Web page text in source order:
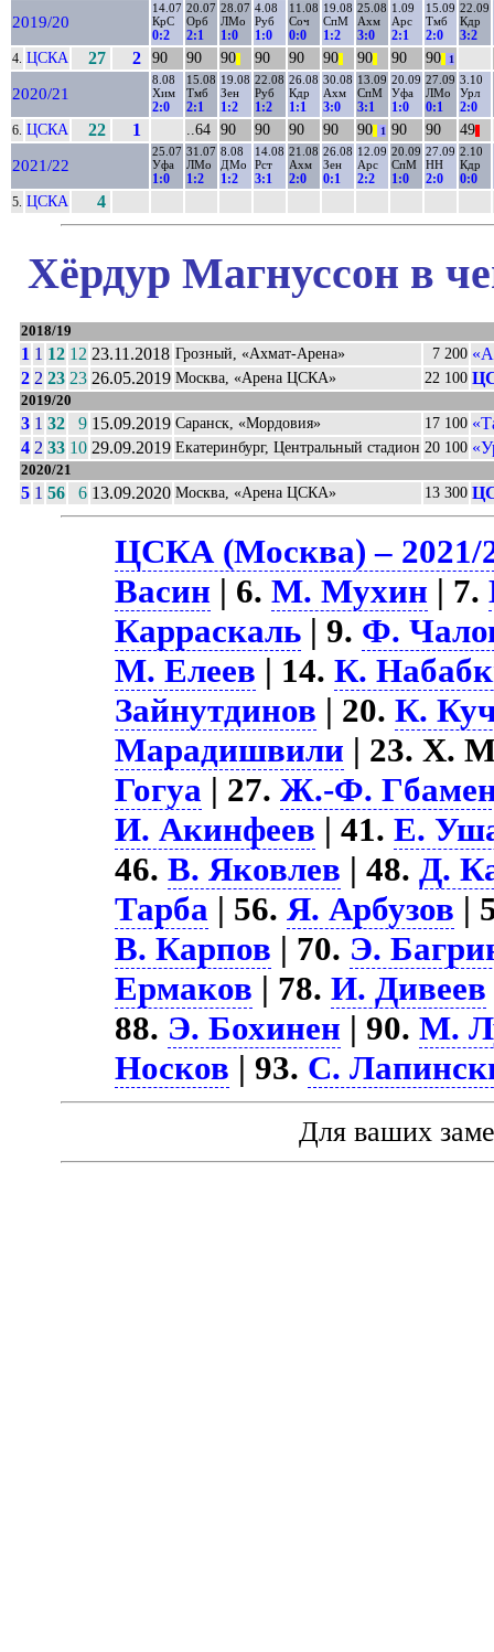
2019/20
14.07
КрС
0:2
20.07
Орб
2:1
28.07
ЛМо
1:0
4.08
Руб
1:0
11.08
Соч
0:0
19.08
СпМ
1:2
25.08
Ахм
3:0
1.09
Арс
2:1
15.09
Тмб
2:0
22.09
Кдр
3:2
4. ЦСКА 27 2 90 90 90 90 90 90 90 90 90 1
2020/21
8.08
Хим
2:0
15.08
Тмб
2:1
19.08
Зен
1:2
22.08
Руб
1:2
26.08
Кдр
1:1
30.08
Ахм
3:0
13.09
СпМ
3:1
20.09
Уфа
1:0
27.09
ЛМо
0:1
3.10
Урл
2:0
6. ЦСКА 22 1 ..64 90 90 90 90 90 1 90 90 49
2021/22
25.07
Уфа
1:0
31.07
ЛМо
1:2
8.08
ДМо
1:2
14.08
Рст
3:1
21.08
Ахм
2:0
26.08
Зен
0:1
12.09
Арс
2:2
20.09
СпМ
1:0
27.09
НН
2:0
2.10
Кдр
0:0
5. ЦСКА 4
Хёрдур Магнуссон в
2018/19
1 1 12 12 23.11.2018 Грозный, «Ахмат-Арена» 7 200
2 2 23 23 26.05.2019 Москва, «Арена ЦСКА» 22 100
2019/20
3 1 32 9 15.09.2019 Саранск, «Мордовия» 17 100
4 2 33 10 29.09.2019 Екатеринбург, Центральный стадион 20 100
2020/21
5 1 56 6 13.09.2020 Москва, «Арена ЦСКА» 13 300
ЦСКА (Москва) – 2021/
Васин | 6.М. Мухин | 7.
Карраскаль | 9. Ф.
М. Елеев | 14.К.
Зайнутдинов | 20.К.
Марадишвили | 23. Х.
Гогуа | 27.Ж.-Ф.
И. Акинфеев | 41.Е.
46.В. Яковлев | 48.Д.
Тарба | 56.Я. Арбузов |
В. Карпов | 70. Э.
Ермаков | 78.И. Дивеев
88. Э. Бохинен | 90.М.
Носков | 93. С.
Для ваших